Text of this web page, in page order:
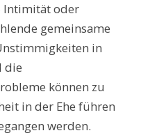
Intimität oder
gemeinsame
in
die
können zu
in der Ehe führen
werden.